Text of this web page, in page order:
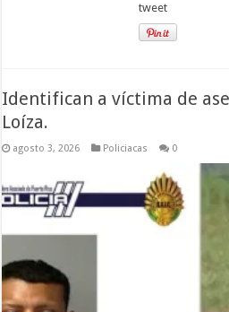
tweet
Identifican a víctima de
Loíza.
agosto 3, 2026 Policiacas 0